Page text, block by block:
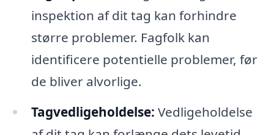
inspektion af dit tag kan forhindre
større problemer. Fagfolk kan
identificere potentielle problemer, før
de bliver alvorlige.
Tagvedligeholdelse: Vedligeholdelse